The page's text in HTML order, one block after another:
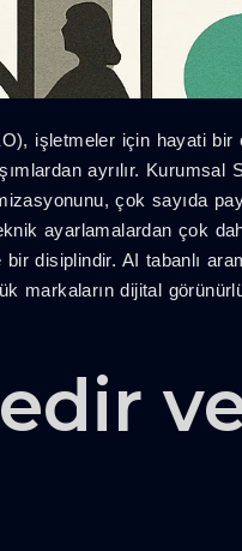
işletmeler için hayati bir
ayrılır.
çok sayıda
ayarlamalardan çok
disiplindir. AI tabanlı
markaların dijital